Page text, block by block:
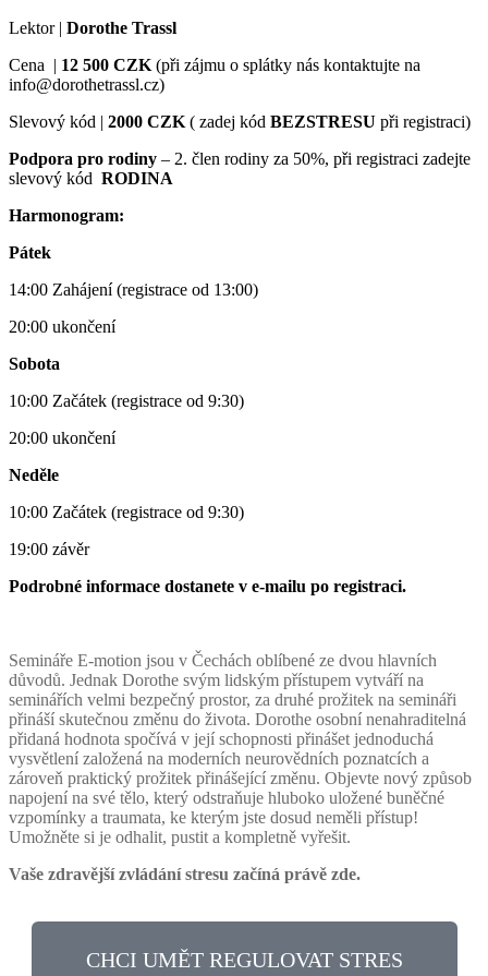
Lektor | Dorothe Trassl
Cena | 12 500 CZK (při zájmu o splátky nás kontaktujte na
info@dorothetrassl.cz)
Slevový kód | 2000 CZK ( zadej kód BEZSTRESU při registraci)
Podpora pro rodiny – 2. člen rodiny za 50%, při registraci zadejte
slevový kód RODINA
Harmonogram:
Pátek
14:00 Zahájení (registrace od 13:00)
20:00 ukončení
Sobota
10:00 Začátek (registrace od 9:30)
20:00 ukončení
Neděle
10:00 Začátek (registrace od 9:30)
19:00 závěr
Podrobné informace dostanete v e-mailu po registraci.
Semináře E-motion jsou v Čechách oblíbené ze dvou hlavních
důvodů. Jednak Dorothe svým lidským přístupem vytváří na
seminářích velmi bezpečný prostor, za druhé prožitek na semináři
přináší skutečnou změnu do života. Dorothe osobní nenahraditelná
přidaná hodnota spočívá v její schopnosti přinášet jednoduchá
vysvětlení založená na moderních neurovědních poznatcích a
zároveň praktický prožitek přinášející změnu. Objevte nový způsob
napojení na své tělo, který odstraňuje hluboko uložené buněčné
vzpomínky a traumata, ke kterým jste dosud neměli přístup!
Umožněte si je odhalit, pustit a kompletně vyřešit.
Vaše zdravější zvládání stresu začíná právě zde.
CHCI UMĚT REGULOVAT STRES